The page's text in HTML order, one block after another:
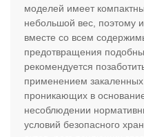
моделей имеет
небольшой вес, поэтому
вместе со всем
предотвращения
рекомендуется
применением закаленных
проникающих в
несоблюдении
условий безопасного